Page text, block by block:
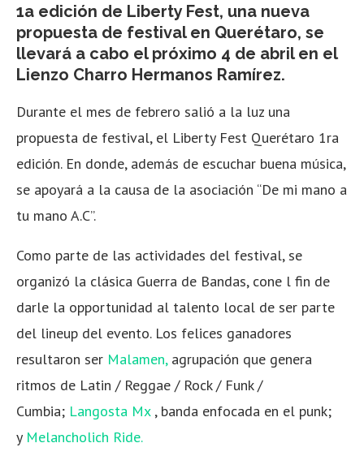
1a edición de Liberty Fest, una nueva
propuesta de festival en Querétaro, se
llevará a cabo el próximo 4 de abril en el
Lienzo Charro Hermanos Ramírez.
Durante el mes de febrero salió a la luz una
propuesta de festival, el Liberty Fest Querétaro 1ra
edición. En donde, además de escuchar buena música,
se apoyará a la causa de la asociación “De mi mano a
tu mano A.C”.
Como parte de las actividades del festival, se
organizó la clásica Guerra de Bandas, cone l fin de
darle la opportunidad al talento local de ser parte
del lineup del evento. Los felices ganadores
resultaron ser Malamen,agrupación que genera
ritmos de Latin / Reggae / Rock / Funk /
Cumbia; Langosta Mx, banda enfocada en el punk;
y Melancholich Ride.